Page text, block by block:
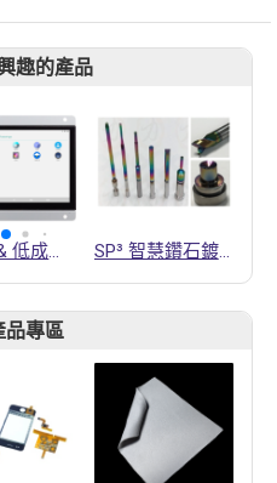
趣的產品
高效能 & 低成本HMI解決方案==>觸控平板電腦 NSD3300 (支援雙顯介面, 2nd LAN port with POE & 電池充電功能) SP³ 智慧鑽石鍍膜技術
品專區